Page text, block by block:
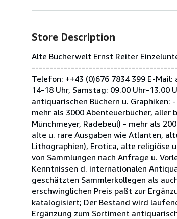
Store Description
Alte Bücherwelt Ernst Reiter
Telefon: ++43 (0)676 7834 399 E-
14-18 Uhr, Samstag: 09.00 Uhr-13.00
antiquarischen Büchern u.
mehr als 3000 Abenteuerbücher, aller
Münchmeyer, Radebeul) - mehr als
alte u. rare Ausgaben wie Atlanten,
Lithographien), Erotica, alte religiöse
von Sammlungen nach Anfrage u.
Kenntnissen d. internationalen
geschätzten Sammlerkollegen als
erschwinglichen Preis paßt zur
katalogisiert; Der Bestand wird
Ergänzung zum Sortiment